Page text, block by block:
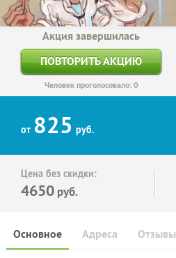
Акция завершилась
ПОВТОРИТЬ АКЦИЮ
Человек проголосовало: 0
от 825 руб.
Цена без скидки:
4650 руб.
Основное Отзывы
Адреса